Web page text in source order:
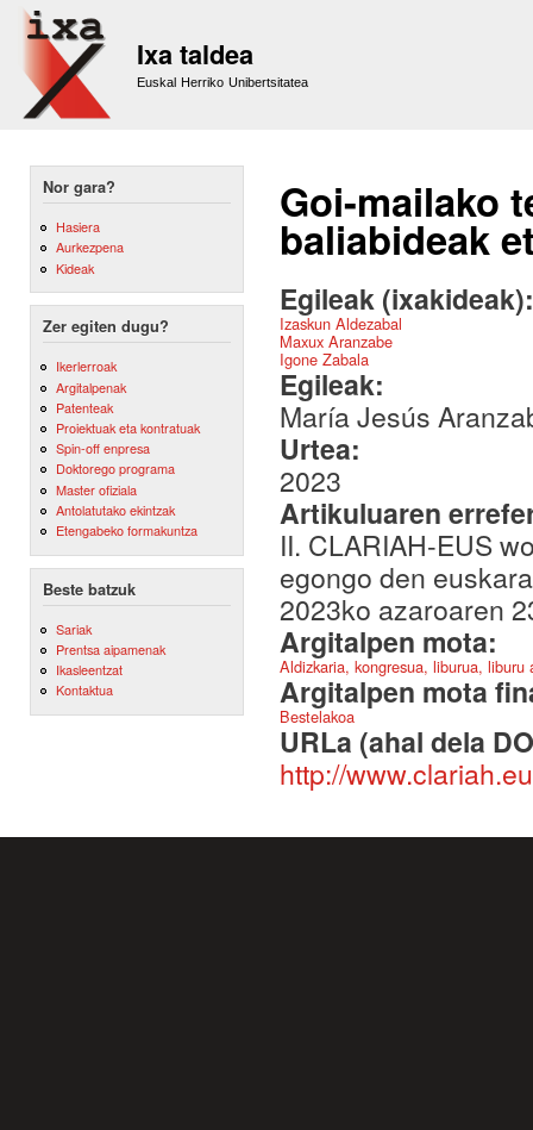
Ixa taldea
Euskal Herriko Unibertsitatea
Nor gara?
Hasiera
Aurkezpena
Kideak
Zer egiten dugu?
Ikerlerroak
Argitalpenak
Patenteak
Proiektuak eta kontratuak
Spin-off enpresa
Doktorego programa
Master ofiziala
Antolatutako ekintzak
Etengabeko formakuntza
Beste batzuk
Sariak
Prentsa aipamenak
Ikasleentzat
Kontaktua
Goi-mailako
baliabideak
Egileak
Izaskun Aldezabal
Maxux Aranzabe
Igone Zabala
Egileak:
María Jesús
Urtea:
2023
Artikuluaren
II. CLARIAH-EUS
egongo den
2023ko azaroaren
Argitalpen mota:
Aldizkaria, kongresua, liburua,
Argitalpen mota
Bestelakoa
URLa (ahal dela
http://